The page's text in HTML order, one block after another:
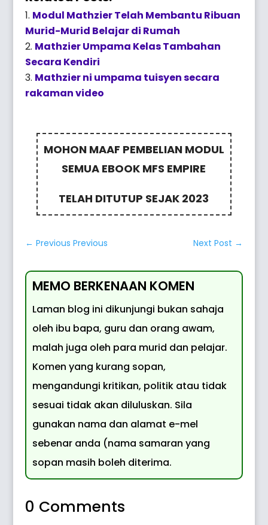
Modul Mathzier Telah Membantu Ribuan
Murid-Murid Belajar di Rumah
Mathzier Umpama Kelas Tambahan
Secara Kendiri
Mathzier ni umpama tuisyen secara
rakaman video
MOHON MAAF PEMBELIAN MODUL
SEMUA EBOOK MFS EMPIRE
TELAH DITUTUP SEJAK 2023
←Previous Previous Next Post →
MEMO BERKENAAN KOMEN
Laman blog ini dikunjungi bukan sahaja
oleh ibu bapa, guru dan orang awam,
malah juga oleh para murid dan pelajar.
Komen yang kurang sopan,
mengandungi kritikan, politik atau tidak
sesuai tidak akan diluluskan. Sila
gunakan nama dan alamat e-mel
sebenar anda (nama samaran yang
sopan masih boleh diterima.
0 Comments